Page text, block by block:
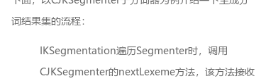
词结果集的流程：
IKSegmentation遍历Segmenter时，调用
CJKSegmenter的nextLexeme方法，该方法接收